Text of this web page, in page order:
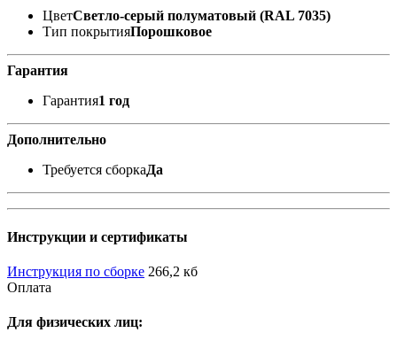
ЦветСветло-серый полуматовый (RAL 7035)
Тип покрытияПорошковое
Гарантия
Гарантия1 год
Дополнительно
Требуется сборкаДа
Инструкции и сертификаты
Инструкция по сборке 266,2 кб
Оплата
Для физических лиц: